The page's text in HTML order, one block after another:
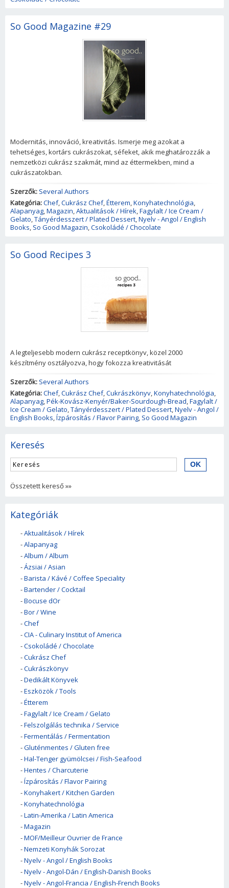
So Good Magazine #29
Modernitás, innováció, kreativitás. Ismerje meg azokat a
tehetséges, kortárs cukrászokat, séfeket, akik meghatározzák a
nemzetközi cukrász szakmát, mind az éttermekben, mind a
cukrászatokban.
Szerzők: Several Authors
Kategória:Chef,Cukrász Chef,Étterem,Konyhatechnológia,
Alapanyag,Magazin,Aktualitások / Hírek,Fagylalt / Ice Cream /
Gelato,Tányérdesszert / Plated Dessert,Nyelv - Angol / English
Books, So Good Magazin,Csokoládé / Chocolate
So Good Recipes 3
A legteljesebb modern cukrász receptkönyv, közel 2000
készítmény osztályozva, hogy fokozza kreativitását
Szerzők: Several Authors
Kategória:Chef,Cukrász Chef,Cukrászkönyv,Konyhatechnológia,
Alapanyag,Pék-Kovász-Kenyér/Baker-Sourdough-Bread,Fagylalt /
Ice Cream / Gelato,Tányérdesszert / Plated Dessert,Nyelv - Angol /
English Books,Ízpárosítás / Flavor Pairing, So Good Magazin
Keresés
Összetett kereső »»
Kategóriák
-Aktualitások / Hírek
-Alapanyag
-Album / Album
-Ázsiai / Asian
-Barista / Kávé / Coffee Speciality
-Bartender / Cocktail
-Bocuse dOr
-Bor / Wine
-Chef
-CIA - Culinary Institut of America
-Csokoládé / Chocolate
-Cukrász Chef
-Cukrászkönyv
-Dedikált Könyvek
-Eszközök / Tools
-Étterem
-Fagylalt / Ice Cream / Gelato
-Felszolgálás technika / Service
-Fermentálás / Fermentation
-Gluténmentes / Gluten free
-Hal-Tenger gyümölcsei / Fish-Seafood
-Hentes / Charcuterie
-Ízpárosítás / Flavor Pairing
-Konyhakert / Kitchen Garden
-Konyhatechnológia
-Latin-Amerika / Latin America
-Magazin
-MOF/Meilleur Ouvrier de France
-Nemzeti Konyhák Sorozat
-Nyelv - Angol / English Books
-Nyelv - Angol-Dán / English-Danish Books
-Nyelv - Angol-Francia / English-French Books